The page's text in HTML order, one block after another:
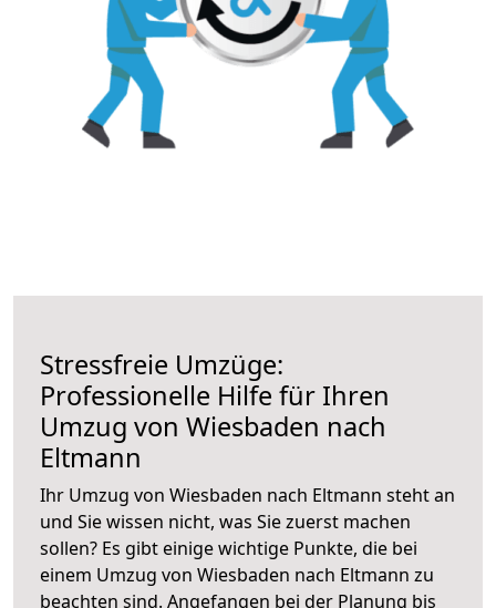
Stressfreie Umzüge:
Professionelle Hilfe für Ihren
Umzug von Wiesbaden nach
Eltmann
Ihr Umzug von Wiesbaden nach Eltmann steht an
und Sie wissen nicht, was Sie zuerst machen
sollen? Es gibt einige wichtige Punkte, die bei
einem Umzug von Wiesbaden nach Eltmann zu
beachten sind. Angefangen bei der Planung bis